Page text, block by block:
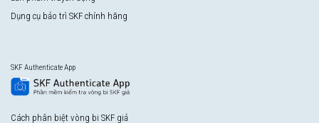
Dụng cụ bảo trì SKF chính hãng
SKF Authenticate App
Cách phân biệt vòng bi SKF giả